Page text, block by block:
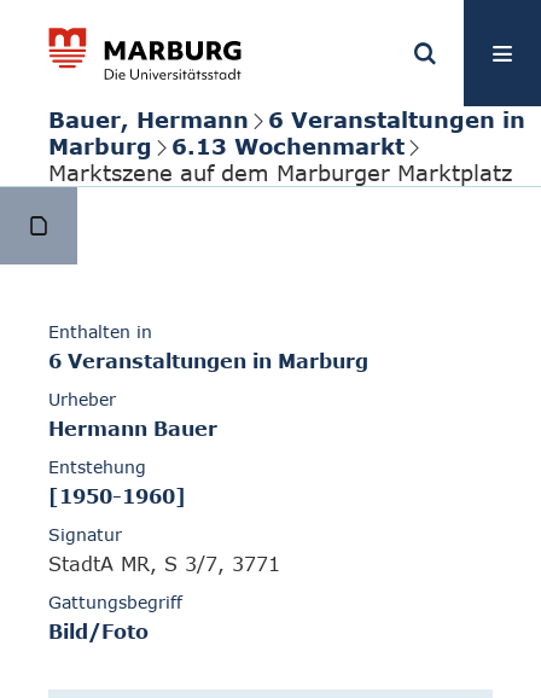
Bauer, Hermann
6 Veranstaltungen in
Marburg
6.13 Wochenmarkt
Marktszene auf dem Marburger Marktplatz
Enthalten in
6 Veranstaltungen in Marburg
Urheber
Hermann Bauer
Entstehung
[1950-1960]
Signatur
StadtA MR, S 3/7, 3771
Gattungsbegriff
Bild/Foto